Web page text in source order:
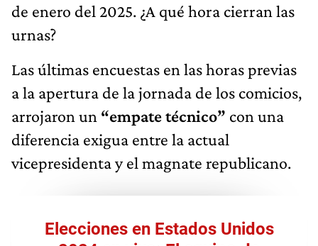
de enero del 2025. ¿A qué hora cierran las
urnas?
Las últimas encuestas en las horas previas
a la apertura de la jornada de los comicios,
arrojaron un “empate técnico” con una
diferencia exigua entre la actual
vicepresidenta y el magnate republicano.
Elecciones en Estados Unidos